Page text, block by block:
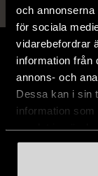
och
för sociala
vidarebefordrar
information från
annons- och
Dessa kan i sin
information
Hitta till oss